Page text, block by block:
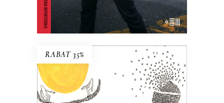
E-BOOK DO KOSZYKA
RABAT 35%
PODRÓŻOWANIE Z
BENIAMINEM